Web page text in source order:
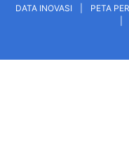
DATA INOVASI PETA